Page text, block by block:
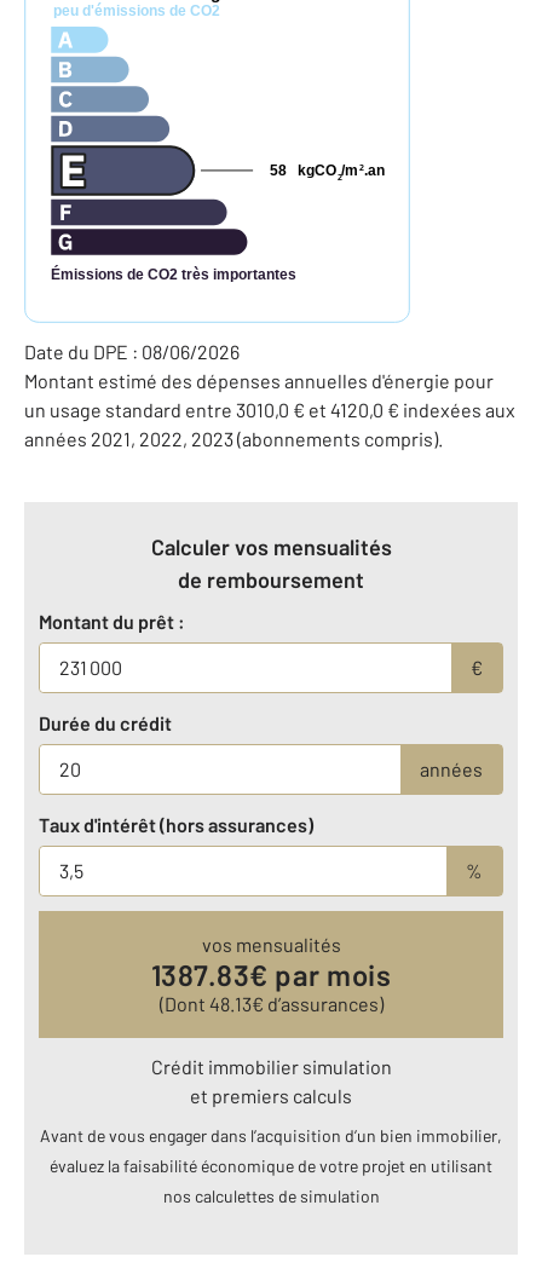
peu d'émissions de CO2
Émissions de CO2 très importantes
kgCO2/m 2.an
58
Date du DPE : 08/06/2026
Montant estimé des dépenses annuelles d'énergie pour
un usage standard entre 3010,0 € et 4120,0 € indexées aux
années 2021, 2022, 2023 (abonnements compris).
Calculer vos mensualités
de remboursement
Montant du prêt :
€
Durée du crédit
années
Taux d'intérêt (hors assurances)
%
vos mensualités
1387.83€ par mois
(Dont 48.13€ d’assurances)
Crédit immobilier simulation
et premiers calculs
Avant de vous engager dans l’acquisition d’un bien immobilier,
évaluez la faisabilité économique de votre projet en utilisant
nos calculettes de simulation